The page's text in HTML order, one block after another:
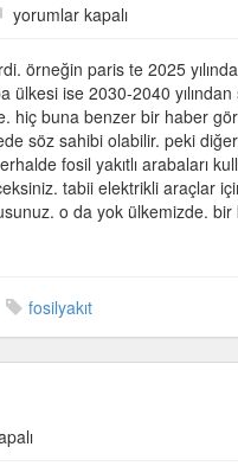
Elektrikli
için
yorumlar kapalı
örneğin paris te 2025
ise 2030-2040 yılından
hiç buna benzer bir haber
söz sahibi olabilir. peki
fosil yakıtlı arabaları
tabii elektrikli araçlar
o da yok ülkemizde.
fosilyakıt